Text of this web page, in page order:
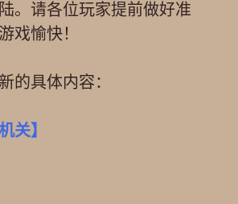
。请各位玩家提前做好准
戏愉快！
的具体内容：
关】